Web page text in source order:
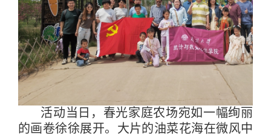
活动当日，春光家庭农场宛如一幅绚丽
的画卷徐徐展开。大片的油菜花海在微风中